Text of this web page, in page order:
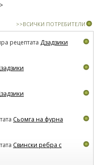
>>ВСИЧКИ ПОТРЕБИТЕЛИ
рецептата Дзадзики
Сьомга на фурна
Свински ребра с